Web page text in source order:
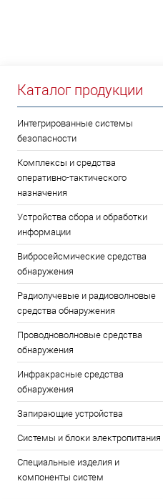
Каталог продукции
Интегрированные системы
безопасности
Комплексы и средства
оперативно-тактического
назначения
Устройства сбора и обработки
информации
Вибросейсмические средства
обнаружения
Радиолучевые и радиоволновые
средства обнаружения
Проводноволновые средства
обнаружения
Инфракрасные средства
обнаружения
Запирающие устройства
Системы и блоки электропитания
Специальные изделия и
компоненты систем